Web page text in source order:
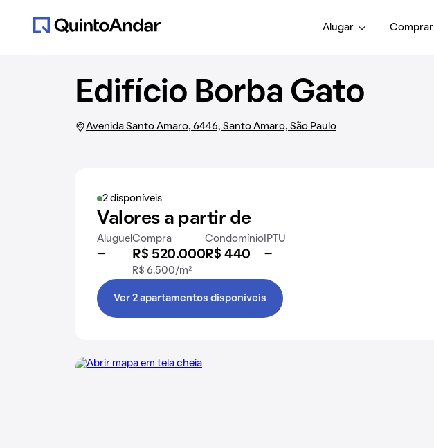
Alugar Comprar
Edifício Borba Gato
Avenida Santo Amaro, 6446, Santo Amaro, São Paulo
2 disponíveis
Valores a partir de
Aluguel
-
Compra
R$ 520.000
R$ 6.500/m²
Condomínio
R$ 440
IPTU
-
Ver 2 apartamentos disponíveis